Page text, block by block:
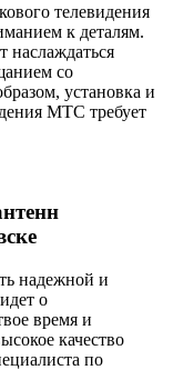
телевидения
к деталям.
наслаждаться
со
установка и
МТС требует
надежной и
о
время и
качество
по